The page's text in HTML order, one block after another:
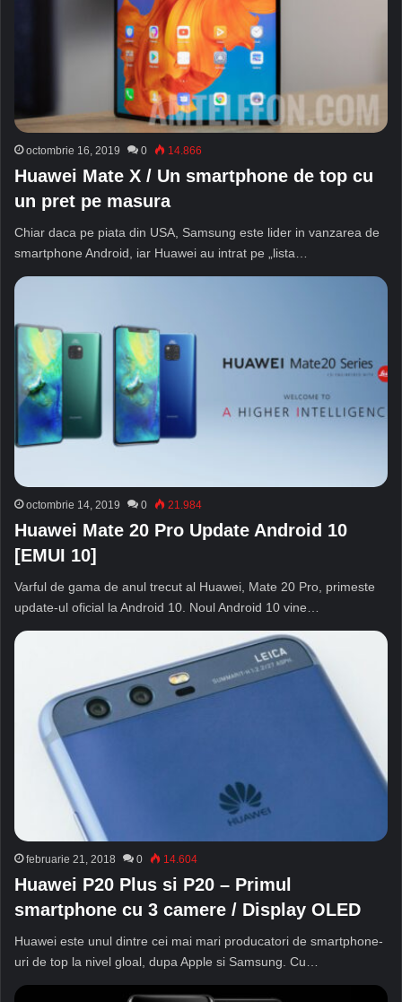
octombrie 16, 2019 0 14.866
Huawei Mate X / Un smartphone de top cu
un pret pe masura
Chiar daca pe piata din USA, Samsung este lider in vanzarea de
smartphone Android, iar Huawei au intrat pe „lista…
octombrie 14, 2019 0 21.984
Huawei Mate 20 Pro Update Android 10
[EMUI 10]
Varful de gama de anul trecut al Huawei, Mate 20 Pro, primeste
update-ul oficial la Android 10. Noul Android 10 vine…
februarie 21, 2018 0 14.604
Huawei P20 Plus si P20 – Primul
smartphone cu 3 camere / Display OLED
Huawei este unul dintre cei mai mari producatori de smartphone-
uri de top la nivel gloal, dupa Apple si Samsung. Cu…